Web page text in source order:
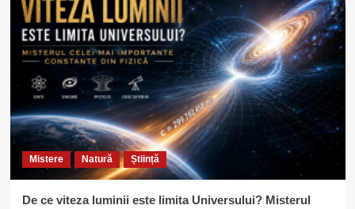
Mistere Natură Știință
De ce viteza luminii este limita Universului? Misterul